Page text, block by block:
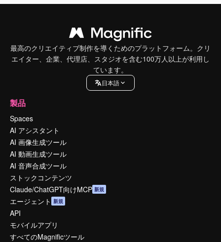
最高のクリエイティブ制作を導くためのプラットフォーム。クリ
エイター、企業、代理店、スタジオを含む100万人以上が利用し
ています。
日本語
製品
Spaces
AI アシスタント
AI 画像生成ツール
AI 動画生成ツール
AI 音声合成ツール
ストックコンテンツ
Claude/ChatGPT向けMCP 新規
エージェント 新規
API
モバイルアプリ
すべてのMagnificツール